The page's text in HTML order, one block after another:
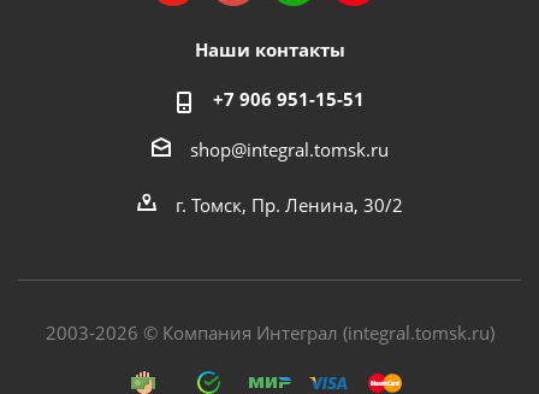
Наши контакты
+7 906 951-15-51
shop@integral.tomsk.ru
г. Томск, Пр. Ленина, 30/2
2003-2026 © Компания Интеграл (integral.tomsk.ru)